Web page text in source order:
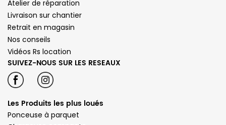
Atelier de réparation
Livraison sur chantier
Retrait en magasin
Nos conseils
Vidéos Rs location
SUIVEZ-NOUS SUR LES RESEAUX
Les Produits les plus loués
Ponceuse à parquet